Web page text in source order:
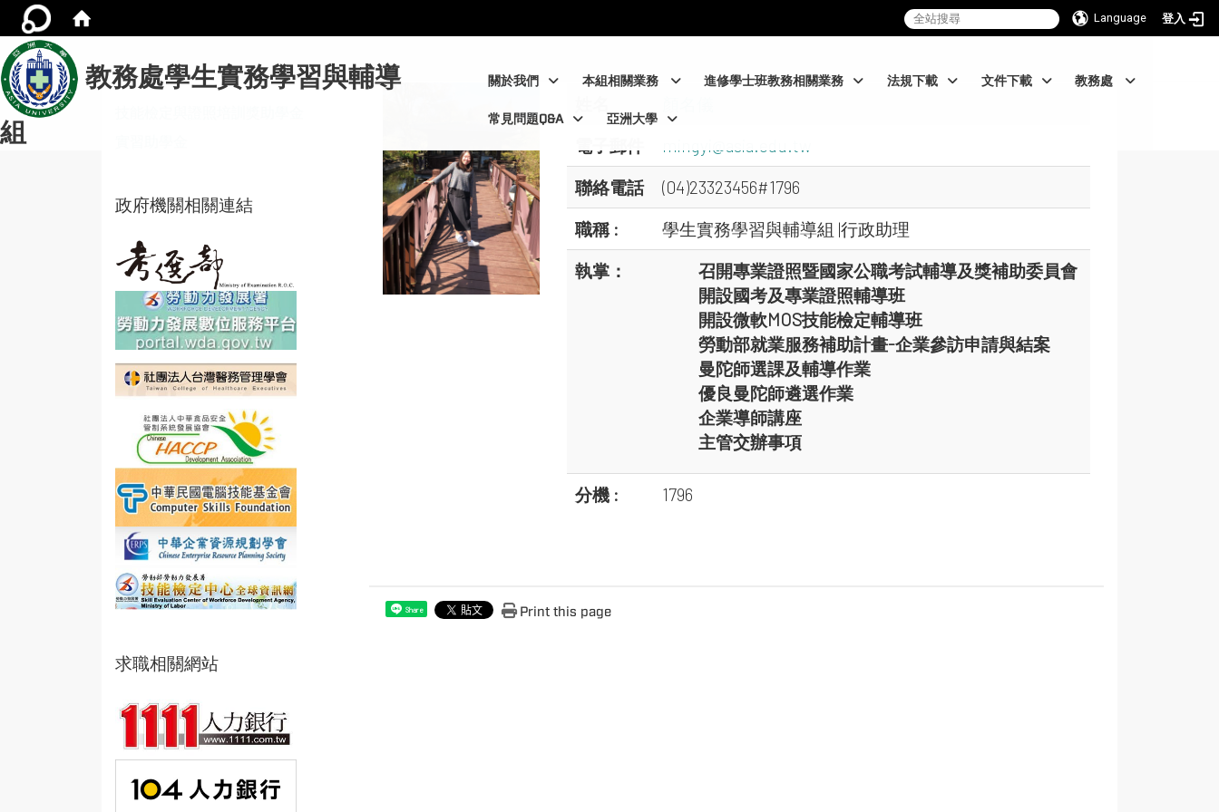
Language 登入
關於我們 本組相關業務 進修學士班教務相關業務 法規下載 文件下載 教務處
常見問題Q&A 亞洲大學
教務處學生實務學習與輔導
組
政府機關相關連結
求職相關網站
電子郵件
mingyi@asia.edu.tw
聯絡電話
(04)23323456#1796
職稱 :
學生實務學習與輔導組 |行政助理
執掌：
召開專業證照暨國家公職考試輔導及獎補助委員會
開設國考及專業證照輔導班
開設微軟MOS技能檢定輔導班
勞動部就業服務補助計畫-企業參訪申請與結案
曼陀師選課及輔導作業
優良曼陀師遴選作業
企業導師講座
主管交辦事項
分機 : 1796
Share Print this page